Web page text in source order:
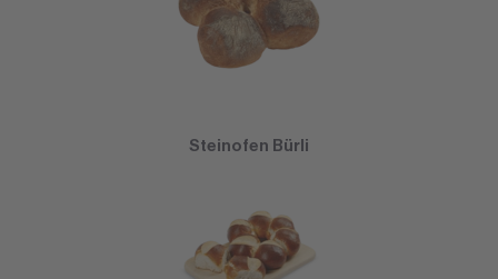
Steinofen Bürli